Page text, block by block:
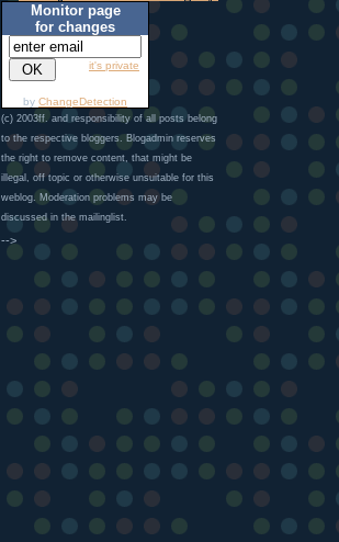
Monitor page
for changes
it's private
by ChangeDetection
(c) 2003ff. and responsibility of all posts belong
to the respective bloggers. Blogadmin reserves
the right to remove content, that might be
illegal, off topic or otherwise unsuitable for this
weblog. Moderation problems may be
discussed in the mailinglist.
-->